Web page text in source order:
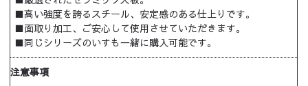
■高い強度を誇るスチール、安定感のある仕上りです。
■面取り加工、ご安心して使用させていただきます。
■同じシリーズのいすも一緒に購入可能です。
注意事項